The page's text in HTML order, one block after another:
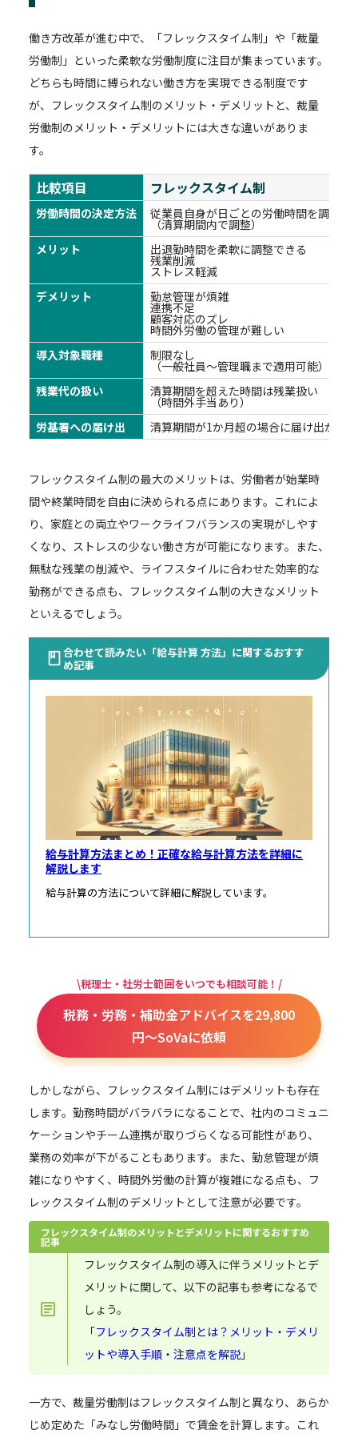
働き方改革が進む中で、「フレックスタイム制」や「裁量
労働制」といった柔軟な労働制度に注目が集まっています。
どちらも時間に縛られない働き方を実現できる制度です
が、フレックスタイム制のメリット・デメリットと、裁量
労働制のメリット・デメリットには大きな違いがありま
す。
比較項目 フレックスタイム制
労働時間の決定方法 従業員自身が日ごとの労働時間を調整
（清算期間内で調整）
メリット
出退勤時間を柔軟に調整できる
残業削減
ストレス軽減
デメリット
勤怠管理が煩雑
連携不足
顧客対応のズレ
時間外労働の管理が難しい
導入対象職種
制限なし
（一般社員～管理職まで適用可能）
残業代の扱い
清算期間を超えた時間は残業扱い
（時間外手当あり）
労基署への届け出
清算期間が1か月超の場合に届け出が必要
フレックスタイム制の最大のメリットは、労働者が始業時
間や終業時間を自由に決められる点にあります。これによ
り、家庭との両立やワークライフバランスの実現がしやす
くなり、ストレスの少ない働き方が可能になります。また、
無駄な残業の削減や、ライフスタイルに合わせた効率的な
勤務ができる点も、フレックスタイム制の大きなメリット
といえるでしょう。
合わせて読みたい「給与計算 方法」に関するおすす
め記事
給与計算方法まとめ！正確な給与計算方法を詳細に
解説します
給与計算の方法について詳細に解説しています。
\税理士・社労士範囲をいつでも相談可能！/
税務・労務・補助金アドバイスを29,800
円～SoVaに依頼
しかしながら、フレックスタイム制にはデメリットも存在
します。勤務時間がバラバラになることで、社内のコミュニ
ケーションやチーム連携が取りづらくなる可能性があり、
業務の効率が下がることもあります。また、勤怠管理が煩
雑になりやすく、時間外労働の計算が複雑になる点も、フ
レックスタイム制のデメリットとして注意が必要です。
フレックスタイム制のメリットとデメリットに関するおすすめ
記事
フレックスタイム制の導入に伴うメリットとデ
メリットに関して、以下の記事も参考になるで
しょう。
「フレックスタイム制とは？メリット・デメリ
ットや導入手順・注意点を解説 」
一方で、裁量労働制はフレックスタイム制と異なり、あらか
じめ定めた「みなし労働時間」で賃金を計算します。これ